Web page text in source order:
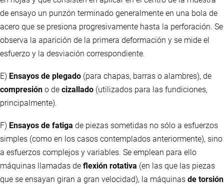
de ensayo un punzón terminado generalmente en una bola de
acero que se presiona progresivamente hasta la perforación. Se
observa la aparición de la primera deformación y se mide el
esfuerzo y la desviación correspondiente.
E) Ensayos de plegado (para chapas, barras o alambres), de
compresión o de cizallado (utilizados para las fundiciones,
principalmente).
F) Ensayos de fatiga de piezas sometidas no sólo a esfuerzos
simples (como en los casos contemplados anteriormente), sino
a esfuerzos complejos y variables. Se emplean para ello
máquinas llamadas de flexión rotativa (en las que las piezas
que se ensayan giran a gran velocidad), la máquinas de torsión